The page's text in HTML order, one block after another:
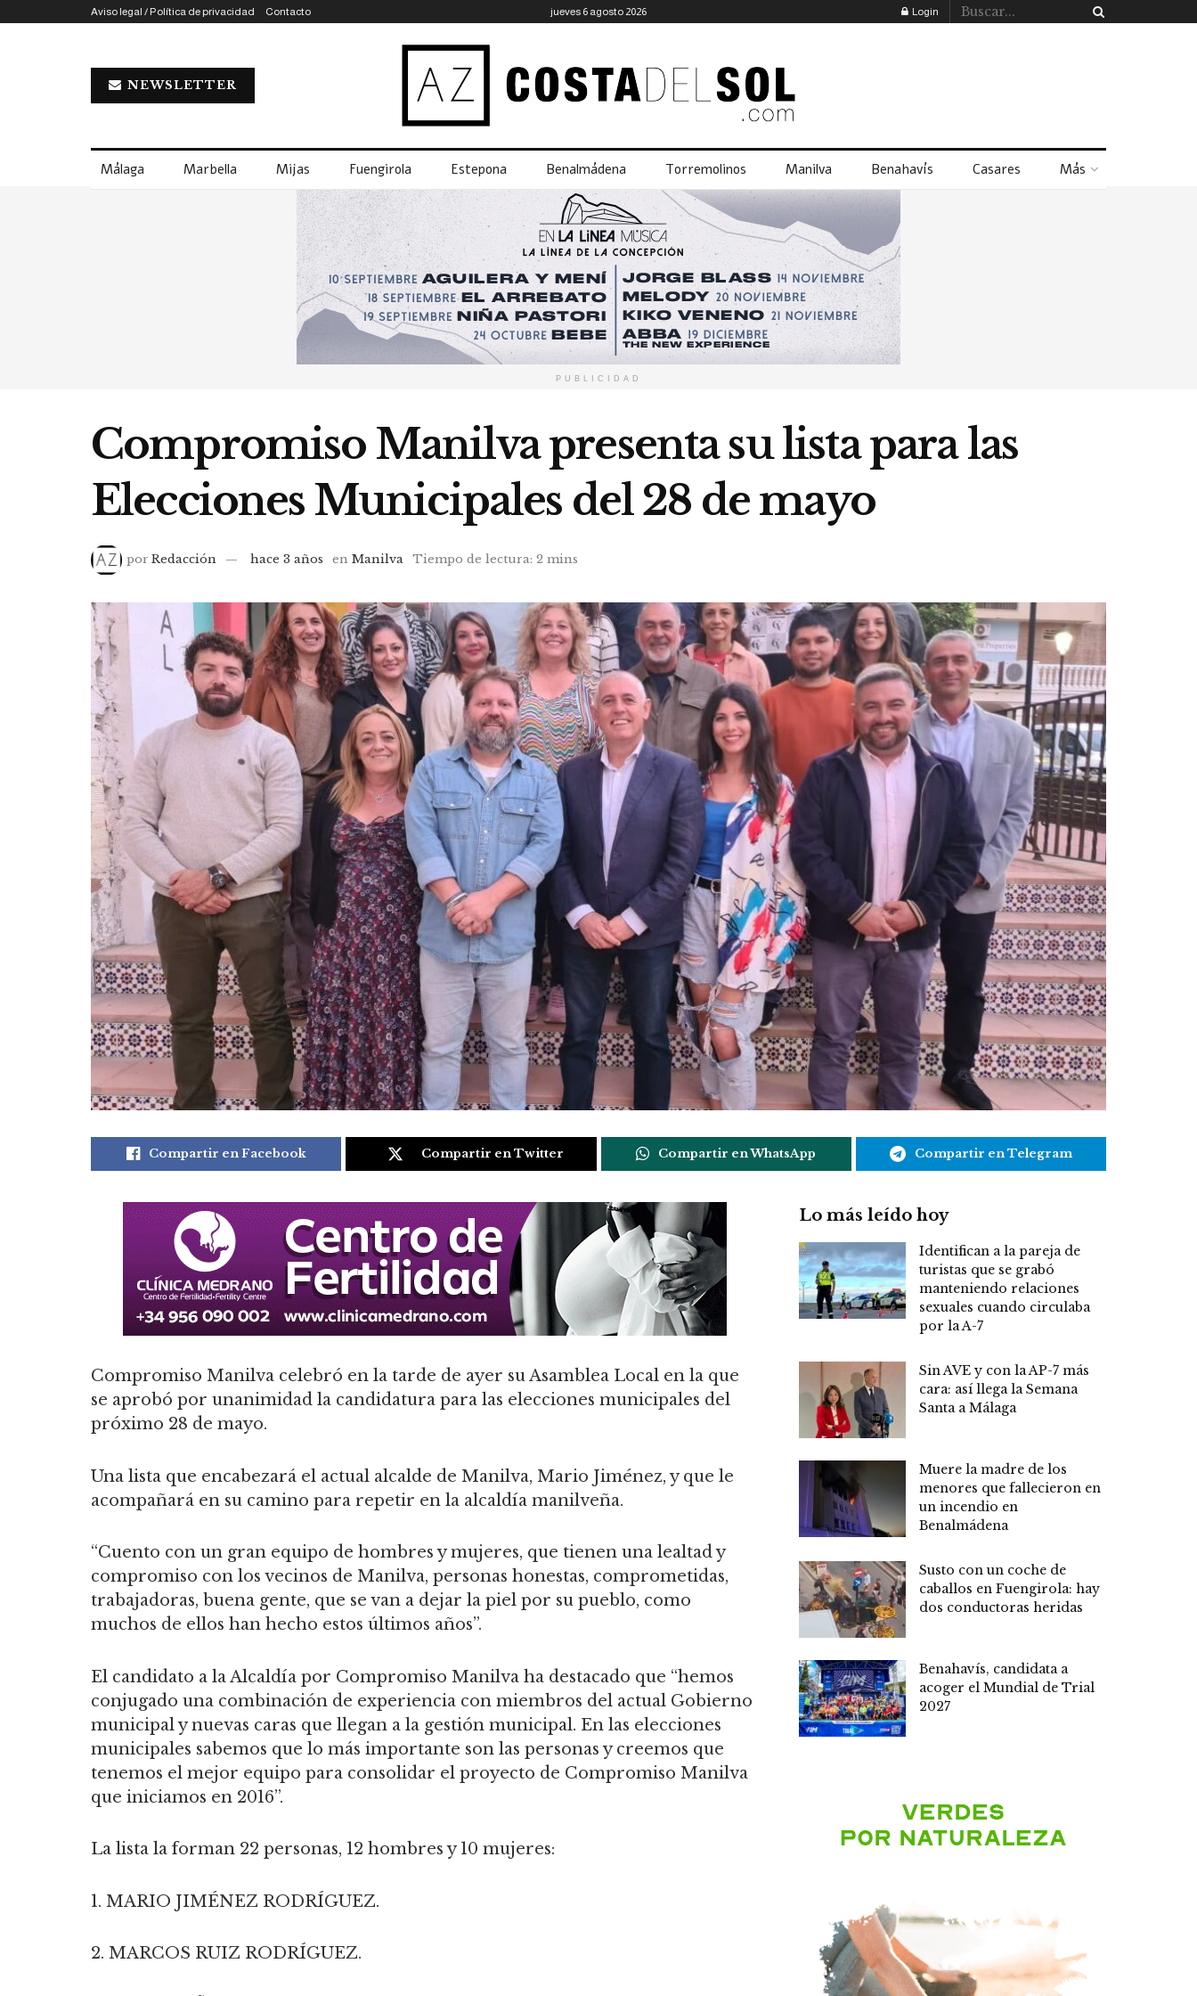
Aviso legal / Política de privacidad Contacto jueves 6 agosto 2026 Login
NEWSLETTER
Málaga Marbella Mijas Fuengirola Estepona Benalmádena Torremolinos Manilva Benahavís Casares Más
PUBLICIDAD
Compromiso Manilva presenta su lista para las
Elecciones Municipales del 28 de mayo
por Redacción hace 3 años en Manilva Tiempo de lectura: 2 mins
Compartir en Facebook Compartir en Twitter Compartir en WhatsApp Compartir en Telegram
Compromiso Manilva celebró en la tarde de ayer su Asamblea Local en la que
se aprobó por unanimidad la candidatura para las elecciones municipales del
próximo 28 de mayo.
Una lista que encabezará el actual alcalde de Manilva, Mario Jiménez, y que le
acompañará en su camino para repetir en la alcaldía manilveña.
“Cuento con un gran equipo de hombres y mujeres, que tienen una lealtad y
compromiso con los vecinos de Manilva, personas honestas, comprometidas,
trabajadoras, buena gente, que se van a dejar la piel por su pueblo, como
muchos de ellos han hecho estos últimos años”.
El candidato a la Alcaldía por Compromiso Manilva ha destacado que “hemos
conjugado una combinación de experiencia con miembros del actual Gobierno
municipal y nuevas caras que llegan a la gestión municipal. En las elecciones
municipales sabemos que lo más importante son las personas y creemos que
tenemos el mejor equipo para consolidar el proyecto de Compromiso Manilva
que iniciamos en 2016”.
La lista la forman 22 personas, 12 hombres y 10 mujeres:
1. MARIO JIMÉNEZ RODRÍGUEZ.
2. MARCOS RUIZ RODRÍGUEZ.
Lo más leído hoy
Identifican a la pareja de
turistas que se grabó
manteniendo relaciones
sexuales cuando circulaba
por la A-7
Sin AVE y con la AP-7 más
cara: así llega la Semana
Santa a Málaga
Muere la madre de los
menores que fallecieron en
un incendio en
Benalmádena
Susto con un coche de
caballos en Fuengirola: hay
dos conductoras heridas
Benahavís, candidata a
acoger el Mundial de Trial
2027